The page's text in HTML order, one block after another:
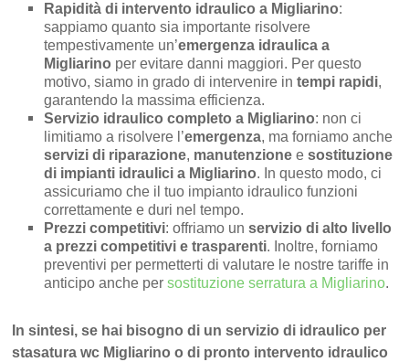
Rapidità di intervento idraulico a Migliarino:
sappiamo quanto sia importante risolvere
tempestivamente un’emergenza idraulica a
Migliarino per evitare danni maggiori. Per questo
motivo, siamo in grado di intervenire intempi rapidi,
garantendo la massima efficienza.
Servizio idraulico completo a Migliarino: non ci
limitiamo a risolvere l’emergenza, ma forniamo anche
servizi di riparazione, manutenzione esostituzione
di impianti idraulici a Migliarino. In questo modo, ci
assicuriamo che il tuo impianto idraulico funzioni
correttamente e duri nel tempo.
Prezzi competitivi: offriamo unservizio di alto livello
a prezzi competitivi e trasparenti. Inoltre, forniamo
preventivi per permetterti di valutare le nostre tariffe in
anticipo anche persostituzione serratura a Migliarino.
In sintesi, se hai bisogno di un servizio di idraulico per
stasatura wc Migliarino o di pronto intervento idraulico